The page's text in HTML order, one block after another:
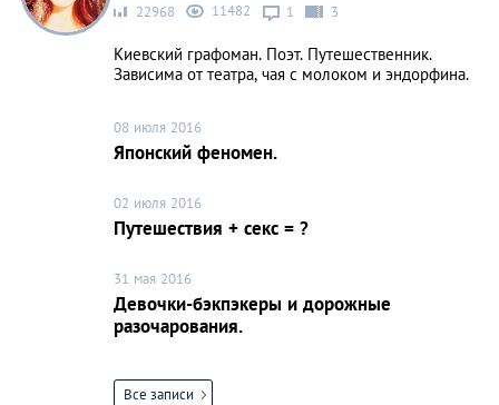
22968 11482 1 3
Киевский графоман. Поэт. Путешественник.
Зависима от театра, чая с молоком и эндорфина.
08 июля 2016
Японский феномен.
02 июля 2016
Путешествия + секс = ?
31 мая 2016
Девочки-бэкпэкеры и дорожные
разочарования.
Все записи